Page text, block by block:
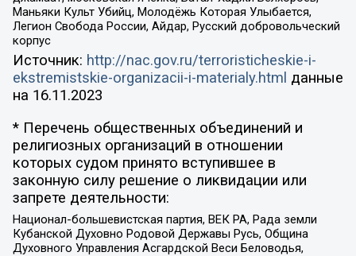
Маньяки Культ Убийц, Молодёжь Которая Улыбается,
Легион Свобода России, Айдар, Русский добровольческий
корпус
Источник: http://nac.gov.ru/terroristicheskie-i-
ekstremistskie-organizacii-i-materialy.html данные
на 16.11.2023
* Перечень общественных объединений и
религиозных организаций в отношении
которых судом принято вступившее в
законную силу решение о ликвидации или
запрете деятельности:
Национал-большевистская партия, ВЕК РА, Рада земли
Кубанской Духовно Родовой Державы Русь, Община
Духовного Управления Асгардской Веси Беловодья,